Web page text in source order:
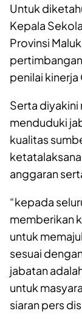
Untuk
Kepala
Provinsi
penilai kinerja
Serta
menduduki
kualitas
anggaran
“kepada
memberikan
untuk
sesuai
jabatan
untuk
siaran pers